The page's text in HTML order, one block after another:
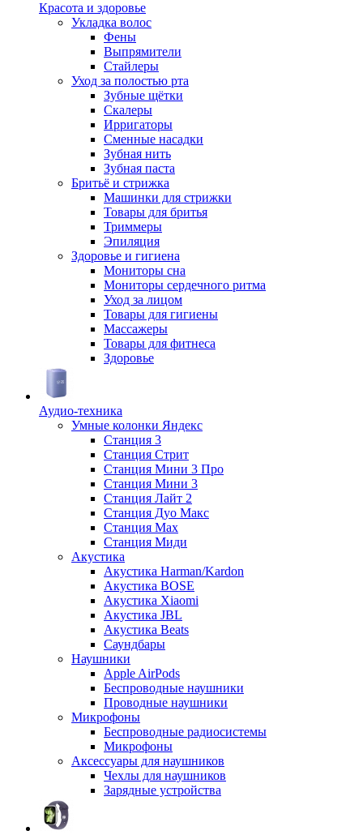
Красота и здоровье
Укладка волос
Фены
Выпрямители
Стайлеры
Уход за полостью рта
Зубные щётки
Скалеры
Ирригаторы
Сменные насадки
Зубная нить
Зубная паста
Бритьё и стрижка
Машинки для стрижки
Товары для бритья
Триммеры
Эпиляция
Здоровье и гигиена
Мониторы сна
Мониторы сердечного ритма
Уход за лицом
Товары для гигиены
Массажеры
Товары для фитнеса
Здоровье
Аудио-техника
Умные колонки Яндекс
Станция 3
Станция Стрит
Станция Мини 3 Про
Станция Мини 3
Станция Лайт 2
Станция Дуо Макс
Станция Max
Станция Миди
Акустика
Акустика Harman/Kardon
Акустика BOSE
Акустика Xiaomi
Акустика JBL
Акустика Beats
Саундбары
Наушники
Apple AirPods
Беспроводные наушники
Проводные наушники
Микрофоны
Беспроводные радиосистемы
Микрофоны
Аксессуары для наушников
Чехлы для наушников
Зарядные устройства